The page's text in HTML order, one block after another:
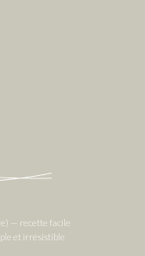
— recette facile
et irrésistible